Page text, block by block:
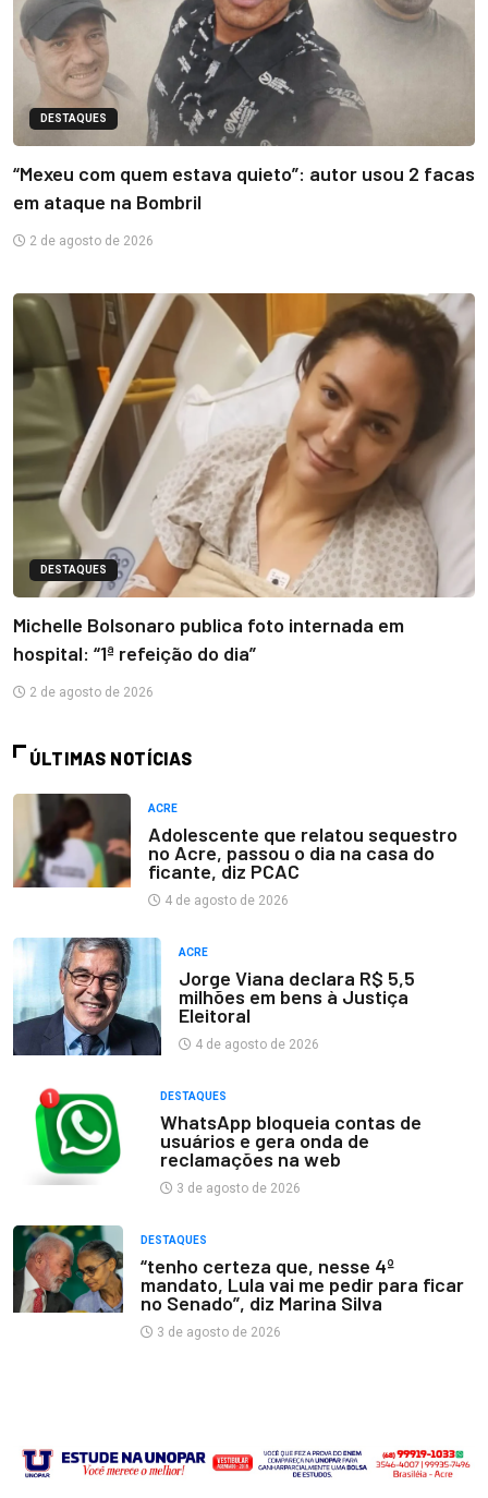
DESTAQUES
“Mexeu com quem estava quieto”: autor usou 2 facas
em ataque na Bombril
2 de agosto de 2026
DESTAQUES
Michelle Bolsonaro publica foto internada em
hospital: “1ª refeição do dia”
2 de agosto de 2026
ÚLTIMAS NOTÍCIAS
ACRE
Adolescente que relatou sequestro
no Acre, passou o dia na casa do
ficante, diz PCAC
4 de agosto de 2026
ACRE
Jorge Viana declara R$ 5,5
milhões em bens à Justiça
Eleitoral
4 de agosto de 2026
DESTAQUES
WhatsApp bloqueia contas de
usuários e gera onda de
reclamações na web
3 de agosto de 2026
DESTAQUES
“tenho certeza que, nesse 4º
mandato, Lula vai me pedir para ficar
no Senado”, diz Marina Silva
3 de agosto de 2026